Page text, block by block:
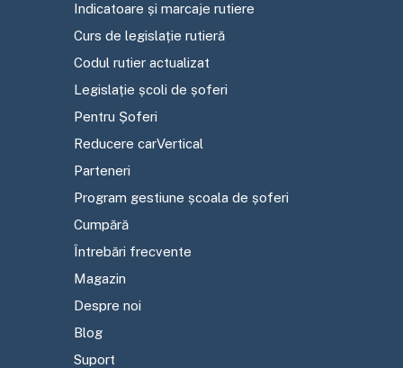
Indicatoare și marcaje rutiere
Curs de legislație rutieră
Codul rutier actualizat
Legislație școli de șoferi
Pentru Șoferi
Reducere carVertical
Parteneri
Program gestiune școala de șoferi
Cumpără
Întrebări frecvente
Magazin
Despre noi
Blog
Suport